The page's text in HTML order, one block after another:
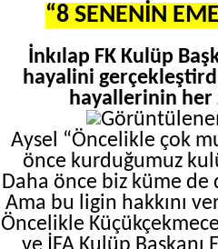
“8 SENENİN
İnkılap FK Kulüp
hayalini
hayallerinin her
Aysel “Öncelikle çok
önce kurduğumuz
Daha önce biz küme
Ama bu ligin hakkını
Öncelikle